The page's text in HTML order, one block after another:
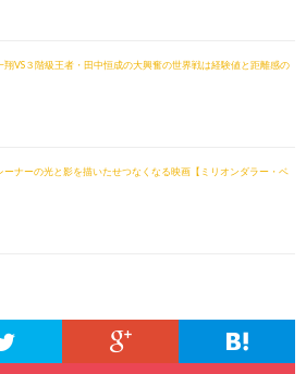
翔VS３階級王者・田中恒成の大興奮の世界戦は経験値と距離感の
ーナーの光と影を描いたせつなくなる映画【ミリオンダラー・ベ